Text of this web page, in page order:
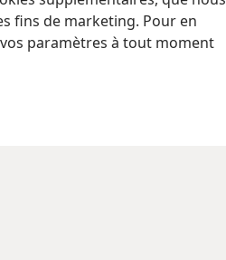
fins de marketing. Pour en
paramètres à tout moment